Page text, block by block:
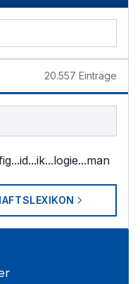
20.557 Einträge
...id...ik...logie...man